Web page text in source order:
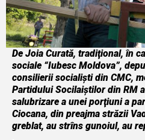
De Joia Curată, tradiţional, în
sociale “Iubesc Moldova”,
consilierii socialişti din CMC,
Partidului Socilaiştilor din RM
salubrizare a unei porţiuni a
Ciocana, din preajma străzii
greblat, au strîns gunoiul, au